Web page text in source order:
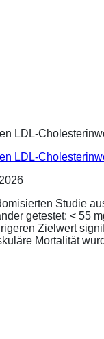
LDL-
Studie
getestet: < 55
Zielwert
Mortalität